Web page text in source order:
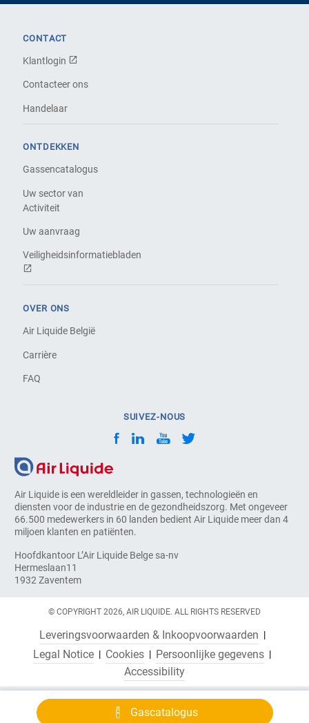
Gascatalogus
Air Liquide is een wereldleider in gassen, technologieën en
diensten voor de industrie en de gezondheidszorg. Met ongeveer
66.500 medewerkers in 60 landen bedient Air Liquide meer dan 4
miljoen klanten en patiënten.
Hoofdkantoor L’Air Liquide Belge sa-nv
Hermeslaan11
1932 Zaventem
CONTACT
Klantlogin
Contacteer ons
Handelaar
ONTDEKKEN
Gassencatalogus
Uw sector van
Activiteit
Uw aanvraag
Veiligheidsinformatiebladen
OVER ONS
Air Liquide België
Carrière
FAQ
SUIVEZ-NOUS
© COPYRIGHT 2026, AIR LIQUIDE. ALL RIGHTS RESERVED
Leveringsvoorwaarden & Inkoopvoorwaarden
Legal Notice
Cookies
Persoonlijke gegevens
Accessibility